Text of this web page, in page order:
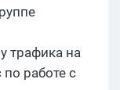
трафика на
по работе с